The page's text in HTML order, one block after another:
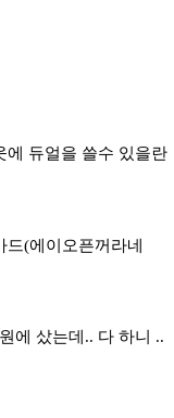
에 듀얼을 쓸수 있을란
드(에이오픈꺼라네
에 샀는데.. 다 하니 ..